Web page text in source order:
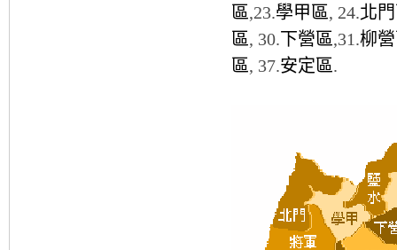
區,23.學甲區, 24.北
區, 30.下營區,31.柳
區, 37.安定區.